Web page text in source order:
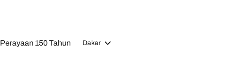
Perayaan 150 Tahun Dakar